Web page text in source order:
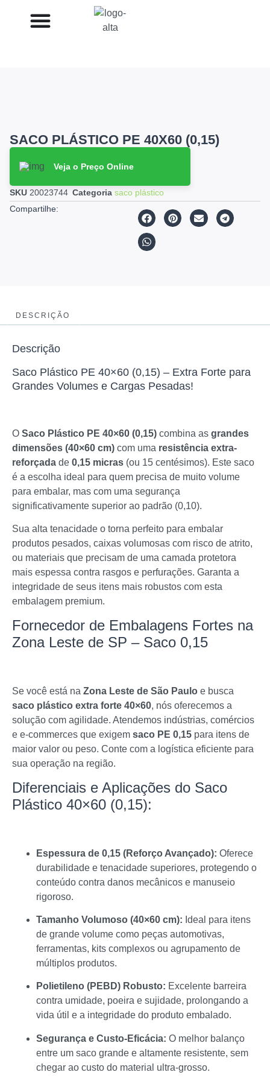
SACO PLÁSTICO PE 40X60 (0,15)
Veja o Preço Online
SKU 20023744 Categoria saco plástico
Compartilhe:
DESCRIÇÃO
Descrição
Saco Plástico PE 40×60 (0,15) – Extra Forte para
Grandes Volumes e Cargas Pesadas!
O Saco Plástico PE 40×60 (0,15) combina as grandes
dimensões (40×60 cm) com uma resistência extra-
reforçada de 0,15 micras (ou 15 centésimos). Este saco
é a escolha ideal para quem precisa de muito volume
para embalar, mas com uma segurança
significativamente superior ao padrão (0,10).
Sua alta tenacidade o torna perfeito para embalar
produtos pesados, caixas volumosas com risco de atrito,
ou materiais que precisam de uma camada protetora
mais espessa contra rasgos e perfurações. Garanta a
integridade de seus itens mais robustos com esta
embalagem premium.
Fornecedor de Embalagens Fortes na
Zona Leste de SP – Saco 0,15
Se você está na Zona Leste de São Paulo e busca
saco plástico extra forte 40×60, nós oferecemos a
solução com agilidade. Atendemos indústrias, comércios
e e-commerces que exigem saco PE 0,15 para itens de
maior valor ou peso. Conte com a logística eficiente para
sua operação na região.
Diferenciais e Aplicações do Saco
Plástico 40×60 (0,15):
Espessura de 0,15 (Reforço Avançado): Oferece
durabilidade e tenacidade superiores, protegendo o
conteúdo contra danos mecânicos e manuseio
rigoroso.
Tamanho Volumoso (40×60 cm): Ideal para itens
de grande volume como peças automotivas,
ferramentas, kits complexos ou agrupamento de
múltiplos produtos.
Polietileno (PEBD) Robusto: Excelente barreira
contra umidade, poeira e sujidade, prolongando a
vida útil e a integridade do produto embalado.
Segurança e Custo-Eficácia: O melhor balanço
entre um saco grande e altamente resistente, sem
chegar ao custo do material ultra-grosso.